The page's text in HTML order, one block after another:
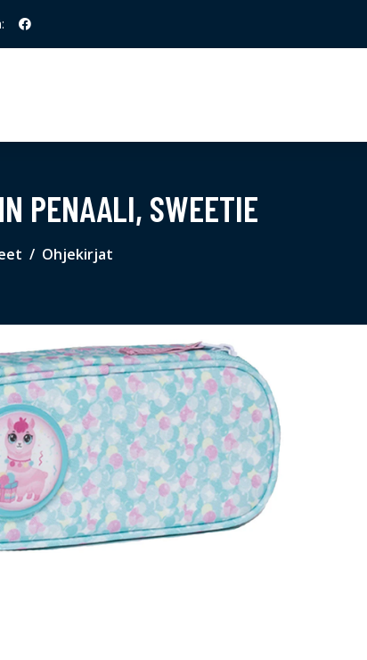
PENAALI, SWEETIE
Ohjekirjat